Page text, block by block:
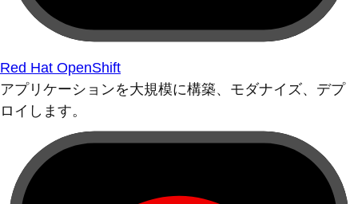
Red Hat OpenShift
アプリケーションを大規模に構築、モダナイズ、デプ
ロイします。